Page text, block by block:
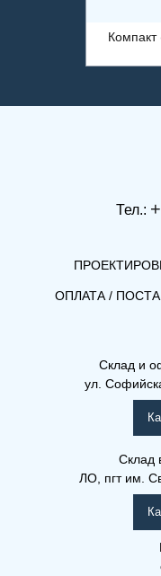
Тел.:
ОПЛАТА /
Склад и
ул.
Склад
ЛО, пгт им.